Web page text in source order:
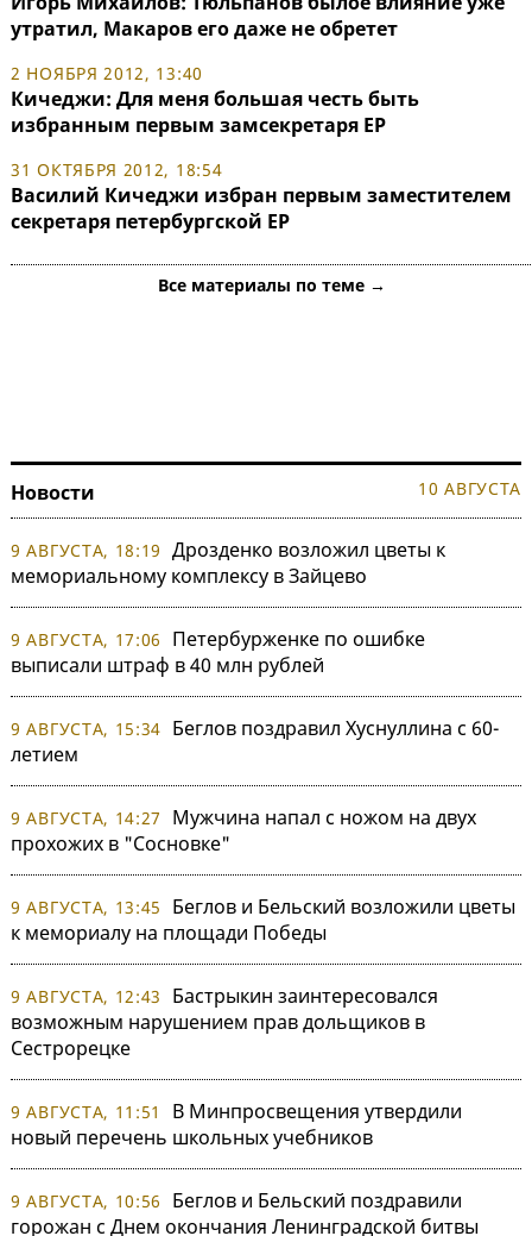
утратил, Макаров его даже не обретет
2 НОЯБРЯ 2012, 13:40
Кичеджи: Для меня большая честь быть
избранным первым замсекретаря ЕР
31 ОКТЯБРЯ 2012, 18:54
Василий Кичеджи избран первым заместителем
секретаря петербургской ЕР
Все материалы по теме →
Новости 10 АВГУСТА
9 АВГУСТА, 18:19 Дрозденко возложил цветы к
мемориальному комплексу в Зайцево
9 АВГУСТА, 17:06
Петербурженке по ошибке
выписали штраф в 40 млн рублей
9 АВГУСТА, 15:34 Беглов поздравил Хуснуллина с 60-
летием
9 АВГУСТА, 14:27
Мужчина напал с ножом на двух
прохожих в "Сосновке"
9 АВГУСТА, 13:45
Беглов и Бельский возложили цветы
к мемориалу на площади Победы
9 АВГУСТА, 12:43
Бастрыкин заинтересовался
возможным нарушением прав дольщиков в
Сестрорецке
9 АВГУСТА, 11:51
В Минпросвещения утвердили
новый перечень школьных учебников
9 АВГУСТА, 10:56
Беглов и Бельский поздравили
горожан с Днем окончания Ленинградской битвы